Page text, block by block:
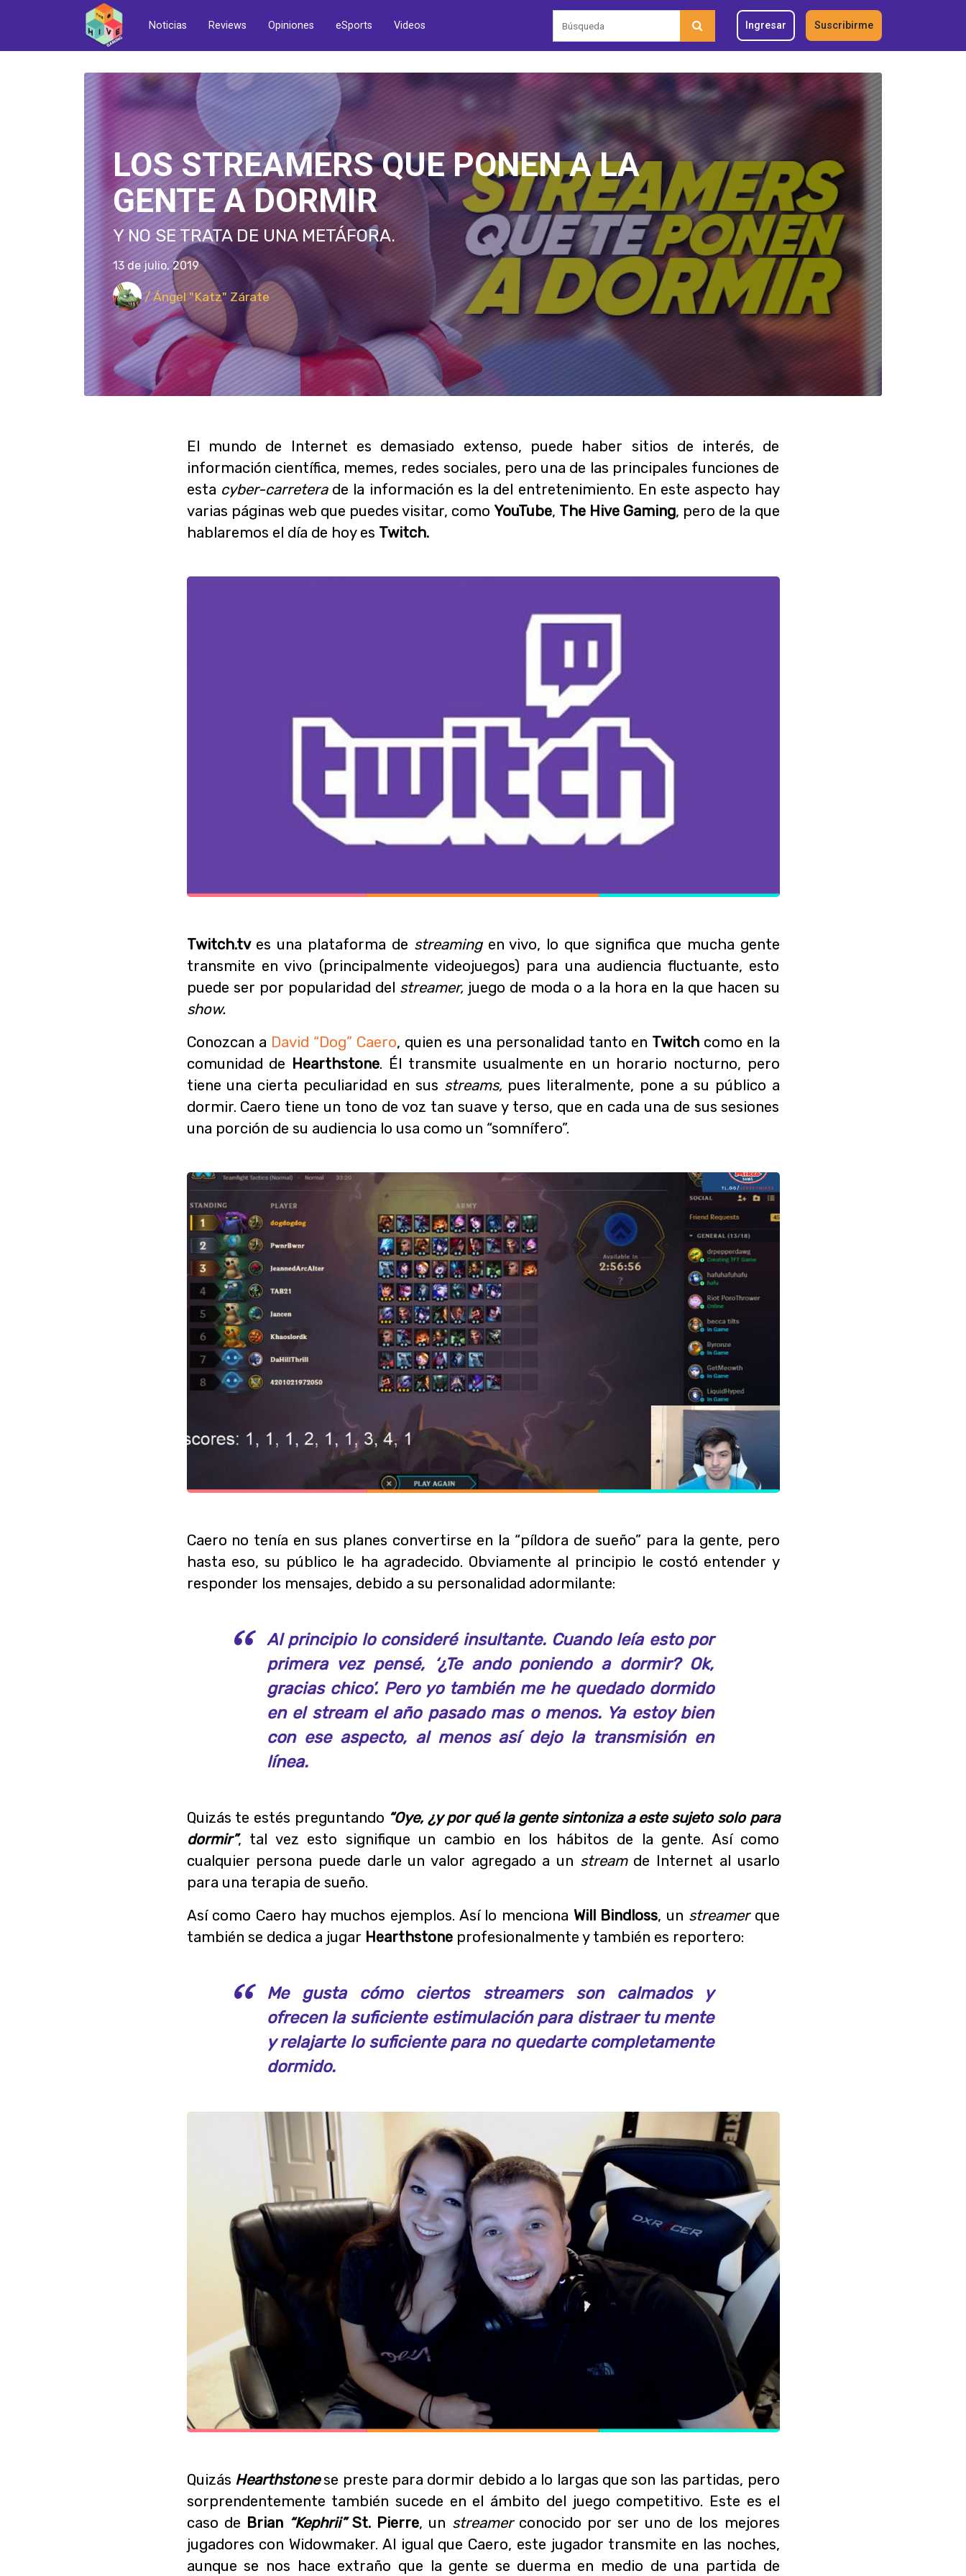
Noticias Reviews Opiniones eSports Videos Ingresar Suscribirme
LOS STREAMERS QUE PONEN A LA
GENTE A DORMIR
Y NO SE TRATA DE UNA METÁFORA.
13 de julio, 2019
/ Ángel "Katz" Zárate
El mundo de Internet es demasiado extenso, puede haber sitios de interés, de
información científica, memes, redes sociales, pero una de las principales funciones de
esta cyber-carreterade la información es la del entretenimiento. En este aspecto hay
varias páginas web que puedes visitar, como YouTube, The Hive Gaming, pero de la que
hablaremos el día de hoy es Twitch.
Twitch.tves una plataforma de streamingen vivo, lo que significa que mucha gente
transmite en vivo (principalmente videojuegos) para una audiencia fluctuante, esto
puede ser por popularidad del streamer,juego de moda o a la hora en la que hacen su
show.
Conozcan a David “Dog” Caero, quien es una personalidad tanto en Twitch como en la
comunidad de Hearthstone. Él transmite usualmente en un horario nocturno, pero
tiene una cierta peculiaridad en sus streams, pues literalmente, pone a su público a
dormir. Caero tiene un tono de voz tan suave y terso, que en cada una de sus sesiones
una porción de su audiencia lo usa como un “somnífero”.
Caero no tenía en sus planes convertirse en la “píldora de sueño” para la gente, pero
hasta eso, su público le ha agradecido. Obviamente al principio le costó entender y
responder los mensajes, debido a su personalidad adormilante:
Al principio lo consideré insultante. Cuando leía esto por
primera vez pensé, ‘¿Te ando poniendo a dormir? Ok,
gracias chico’. Pero yo también me he quedado dormido
en el stream el año pasado mas o menos. Ya estoy bien
con ese aspecto, al menos así dejo la transmisión en
línea.
Quizás te estés preguntando “Oye, ¿y por qué la gente sintoniza a este sujeto solo para
dormir”, tal vez esto signifique un cambio en los hábitos de la gente. Así como
cualquier persona puede darle un valor agregado a un streamde Internet al usarlo
para una terapia de sueño.
Así como Caero hay muchos ejemplos. Así lo menciona Will Bindloss, un streamerque
también se dedica a jugar Hearthstoneprofesionalmente y también es reportero:
Me gusta cómo ciertos streamers son calmados y
ofrecen la suficiente estimulación para distraer tu mente
y relajarte lo suficiente para no quedarte completamente
dormido.
Quizás Hearthstonese preste para dormir debido a lo largas que son las partidas, pero
sorprendentemente también sucede en el ámbito del juego competitivo. Este es el
caso de Brian “Kephrii”St. Pierre, un streamerconocido por ser uno de los mejores
jugadores con Widowmaker. Al igual que Caero, este jugador transmite en las noches,
aunque se nos hace extraño que la gente se duerma en medio de una partida de